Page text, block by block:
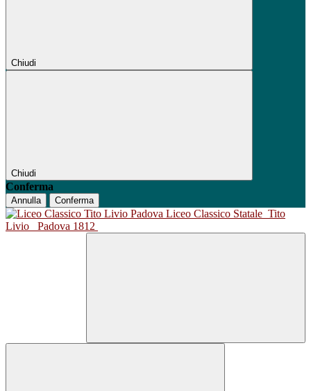
Chiudi
Chiudi
Conferma
Annulla Conferma
Liceo Classico Statale Tito
Livio
Padova 1812